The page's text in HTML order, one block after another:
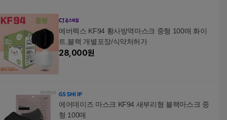
에버렉스 KF94 황사방역마스크 중형 100매 화이
트,블랙 개별포장/식약처허가
28,000원
에어데이즈 마스크 KF94 새부리형 블랙마스크 중
형 100매